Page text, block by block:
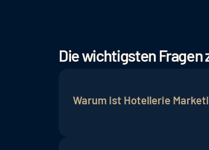
Die wichtigsten Fragen
Warum ist Hotellerie